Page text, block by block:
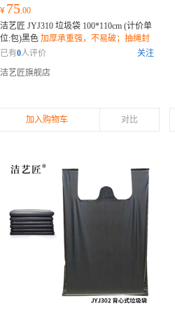
¥ 75.00
洁艺匠 JYJ310 垃圾袋 100*110cm (计价单
位:包)黑色 加厚承重强，不易破；抽绳封
口设计，密封防漏；环保材质，降解无
已有0人评价
关注
洁艺匠旗舰店
加入购物车 对比